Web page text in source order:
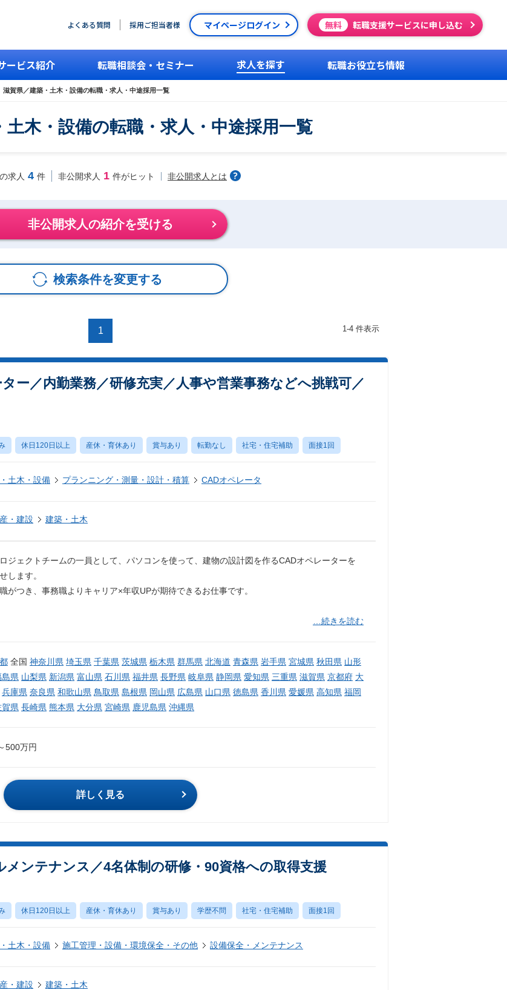
よくある質問 採用ご担当者様 マイページログイン 無料 転職支援サービスに申し込む
ービス紹介 転職相談会・セミナー 求人を探す 転職お役立ち情報
滋賀県／建築・土木・設備の転職・求人・中途採用一覧
土木・設備の転職・求人・中途採用一覧
求人 4 件 非公開求人 1 件がヒット 非公開求人とは
非公開求人の紹介を受ける
検索条件を変更する
1 1-4 件表示
ー／内勤業務／研修充実／人事や営業事務などへ挑戦可／
休日120日以上 産休・育休あり 賞与あり 転勤なし 社宅・住宅補助 面接1回
土木・設備 プランニング・測量・設計・積算 CADオペレータ
・建設 建築・土木
ジェクトチームの一員として、パソコンを使って、建物の設計図を作るCADオペレーターを
します。
がつき、事務職よりキャリア×年収UPが期待できるお仕事です。
…続きを読む
全国 神奈川県 埼玉県 千葉県 茨城県 栃木県 群馬県 北海道 青森県 岩手県 宮城県 秋田県 山形
島県 山梨県 新潟県 富山県 石川県 福井県 長野県 岐阜県 静岡県 愛知県 三重県 滋賀県 京都府 大
兵庫県 奈良県 和歌山県 鳥取県 島根県 岡山県 広島県 山口県 徳島県 香川県 愛媛県 高知県 福岡
賀県 長崎県 熊本県 大分県 宮崎県 鹿児島県 沖縄県
500万円
詳しく見る
メンテナンス／4名体制の研修・90資格への取得支援
休日120日以上 産休・育休あり 賞与あり 学歴不問 社宅・住宅補助 面接1回
土木・設備 施工管理・設備・環境保全・その他 設備保全・メンテナンス
・建設 建築・土木